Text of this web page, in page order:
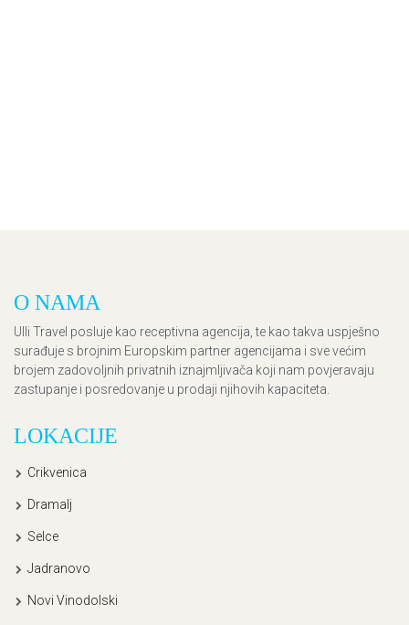
O NAMA
Ulli Travel posluje kao receptivna agencija, te kao takva uspješno
surađuje s brojnim Europskim partner agencijama i sve većim
brojem zadovoljnih privatnih iznajmljivača koji nam povjeravaju
zastupanje i posredovanje u prodaji njihovih kapaciteta.
LOKACIJE
Crikvenica
Dramalj
Selce
Jadranovo
Novi Vinodolski